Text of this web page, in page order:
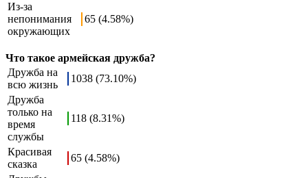
Из-за
непонимания
окружающих
65 (4.58%)
Что такое армейская дружба?
Дружба на
всю жизнь
1038 (73.10%)
Дружба
только на
время
службы
118 (8.31%)
Красивая
сказка
65 (4.58%)